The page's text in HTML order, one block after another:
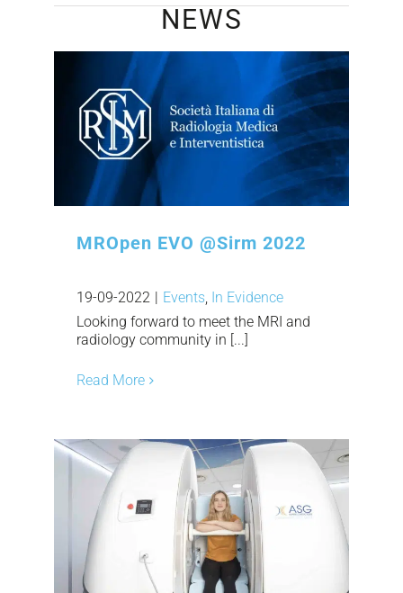
NEWS
MROpen EVO @Sirm 2022
19-09-2022 | Events, In Evidence
Looking forward to meet the MRI and
radiology community in [...]
Read More